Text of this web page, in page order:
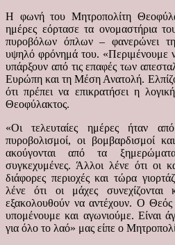
Η φωνή του Μητροπολίτη
ημέρες εόρτασε τα ονομαστήρια
πυροβόλων όπλων – φανερώνει
υψηλό φρόνημά του. «Περιμένουμε
υπάρξουν από τις επαφές των
Ευρώπη και τη Μέση Ανατολή.
ότι πρέπει να επικρατήσει η
Θεοφύλακτος.
«Οι τελευταίες ημέρες ήταν
πυροβολισμοί, οι βομβαρδισμοί
ακούγονται από τα
συγκεχυμένες. Άλλοι λένε ότι οι
διάφορες περιοχές και τώρα
λένε ότι οι μάχες
εξακολουθούν να αντέχουν. Ο Θεός
υπομένουμε και αγωνιούμε. Είναι
για όλο το λαό» μας είπε ο